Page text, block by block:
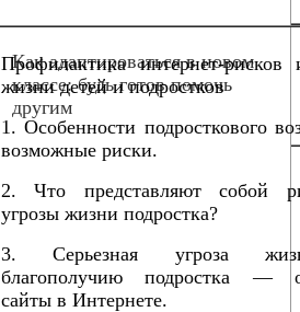
Как адаптироваться в новом
классе: будь готов помочь
другим
Профилактика интернет-рисков
жизни детей и подростков
1. Особенности подросткового
возможные риски.
2. Что представляют собой
угрозы жизни подростка?
3. Серьезная угроза
благополучию подростка —
сайты в Интернете.